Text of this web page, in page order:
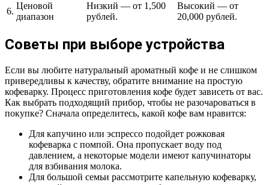
6.
Ценовой
диапазон
Низкий — от 1,500
рублей.
Высокий — от
20,000 рублей.
Советы при выборе устройства
Если вы любите натуральный ароматный кофе и не слишком
привередливы к качеству, обратите внимание на простую
кофеварку. Процесс приготовления кофе будет зависеть от вас.
Как выбрать подходящий прибор, чтобы не разочароваться в
покупке? Сначала определитесь, какой кофе вам нравится:
Для капучино или эспрессо подойдет рожковая
кофеварка с помпой. Она пропускает воду под
давлением, а некоторые модели имеют капучинаторы
для взбивания молока.
Для большой семьи рассмотрите капельную кофеварку,